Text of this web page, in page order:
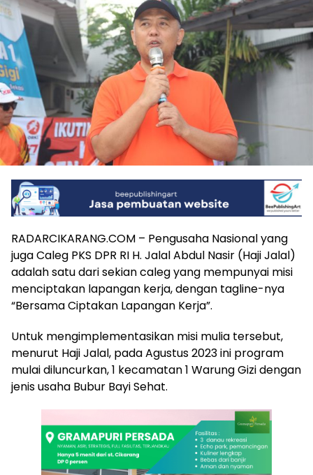
RADARCIKARANG.COM – Pengusaha Nasional yang
juga Caleg PKS DPR RI H. Jalal Abdul Nasir (Haji Jalal)
adalah satu dari sekian caleg yang mempunyai misi
menciptakan lapangan kerja, dengan tagline-nya
“Bersama Ciptakan Lapangan Kerja”.
Untuk mengimplementasikan misi mulia tersebut,
menurut Haji Jalal, pada Agustus 2023 ini program
mulai diluncurkan, 1 kecamatan 1 Warung Gizi dengan
jenis usaha Bubur Bayi Sehat.